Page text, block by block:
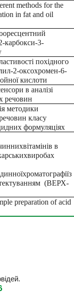
methods for the
in fat and oil
карбокси-3-
похідного
2-оксохромен-6-
кислоти
в аналізі
речовин
методики
класу
формуляціях
в
(ВЕРХ-
preparation of acid